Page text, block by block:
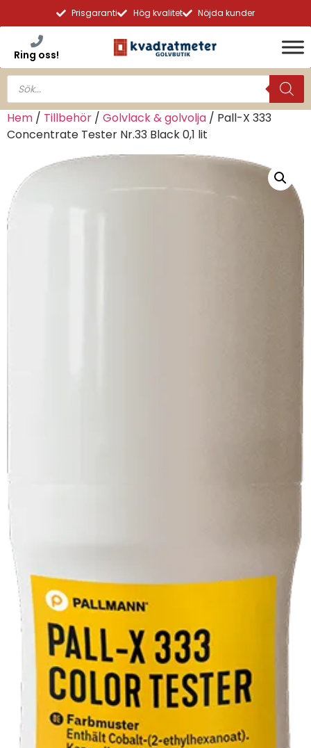
Prisgaranti Hög kvalitet Nöjda kunder
Ring oss!
Hem / Tillbehör / Golvlack & golvolja / Pall-X 333
Concentrate Tester Nr.33 Black 0,1 lit